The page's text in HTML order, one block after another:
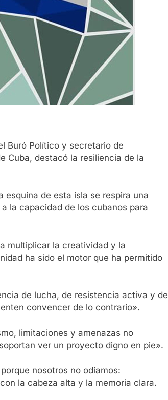
Buró Político y secretario de
Cuba, destacó la resiliencia de la
esquina de esta isla se respira una
la capacidad de los cubanos para
multiplicar la creatividad y la
ha sido el motor que ha permitido
de lucha, de resistencia activa y de
convencer de lo contrario».
limitaciones y amenazas no
ver un proyecto digno en pie».
nosotros no odiamos:
la cabeza alta y la memoria clara.